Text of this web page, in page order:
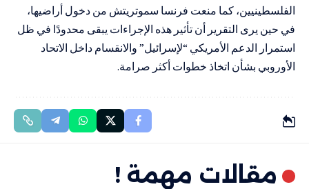
الفلسطينيين، كما منعت فرنسا سموتريتش من دخول أراضيها،
في حين يرى التقرير أن تأثير هذه الإجراءات يبقى محدودًا في ظل
استمرار الدعم الأمريكي “لإسرائيل” والانقسام داخل الاتحاد
الأوروبي بشأن اتخاذ خطوات أكثر صرامة.
مقالات مهمة !